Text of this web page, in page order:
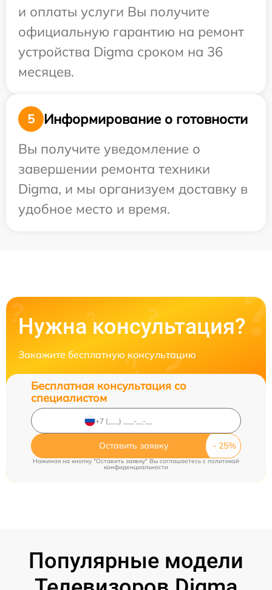
и оплаты услуги Вы получите
официальную гарантию на ремонт
устройства Digma сроком на 36
месяцев.
5
Информирование о готовности
Вы получите уведомление о
завершении ремонта техники
Digma, и мы организуем доставку в
удобное место и время.
Нужна консультация?
Закажите бесплатную консультацию
Бесплатная консультация со
специалистом
Оставить заявку
Нажимая на кнопку "Оставить заявку" Вы соглашаетесь c политикой
конфиденциальности
Популярные модели